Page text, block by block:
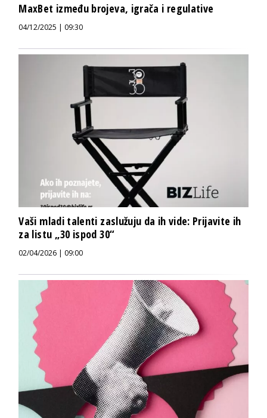
MaxBet između brojeva, igrača i regulative
04/12/2025 | 09:30
Vaši mladi talenti zaslužuju da ih vide: Prijavite ih
za listu „30 ispod 30“
02/04/2026 | 09:00